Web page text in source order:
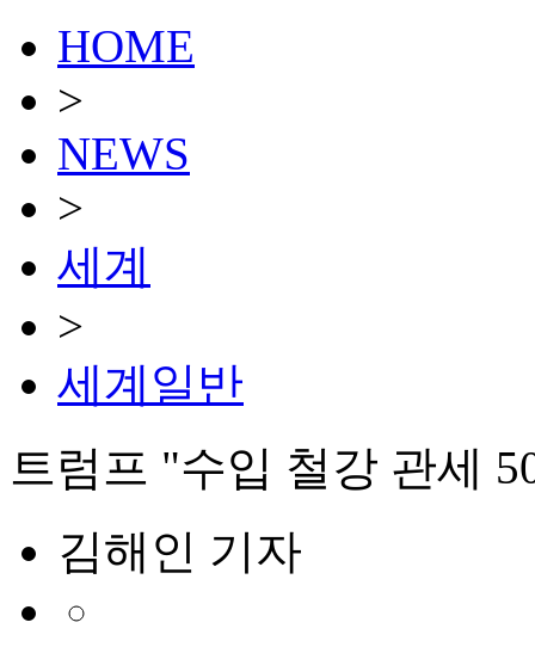
HOME
>
NEWS
>
세계
>
세계일반
트럼프 "수입 철강 관세
김해인 기자